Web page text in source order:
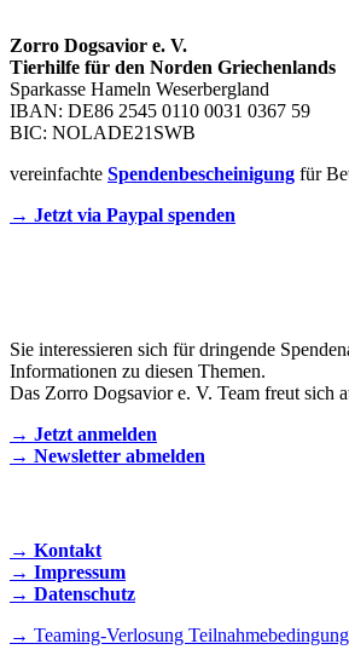
Zorro Dogsavior e. V.
Tierhilfe für den Norden Griechenlands
Sparkasse Hameln Weserbergland
IBAN: DE86 2545 0110 0031 0367 59
BIC: NOLADE21SWB
vereinfachte Spendenbescheinigung für
→ Jetzt via Paypal spenden
Sie interessieren sich für dringende
Informationen zu diesen Themen.
Das Zorro Dogsavior e. V. Team freut sich
→ Jetzt anmelden
→ Newsletter abmelden
→ Kontakt
→ Impressum
→ Datenschutz
→ Teaming-Verlosung